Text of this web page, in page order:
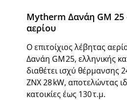
Mytherm Δανάη GM 25
αερίου
Ο επιτοίχιος λέβητας
Δανάη GM 25, ελληνικής
διαθέτει ισχύ θέρμανσης
ΖΝΧ 28 kW, αποτελώντας
κατοικίες έως 130 τ.μ.